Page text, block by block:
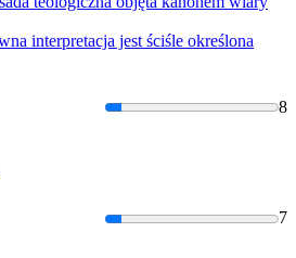
interpretacja jest ściśle określona
8
7